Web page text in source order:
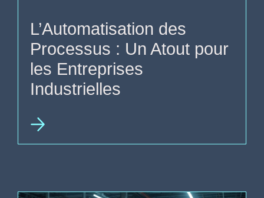
L’Automatisation des
Processus : Un Atout pour
les Entreprises
Industrielles